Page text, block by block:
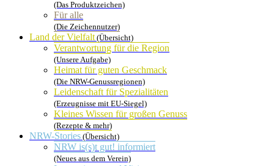
(Das Produktzeichen)
Für alle
(Die Zeichennutzer)
Land der Vielfalt(Übersicht)
Verantwortung für die Region
(Unsere Aufgabe)
Heimat für guten Geschmack
(Die NRW-Genussregionen)
Leidenschaft für Spezialitäten
(Erzeugnisse mit EU-Siegel)
Kleines Wissen für großen Genuss
(Rezepte & mehr)
NRW-Stories (Übersicht)
NRW is(s)t gut! informiert
(Neues aus dem Verein)